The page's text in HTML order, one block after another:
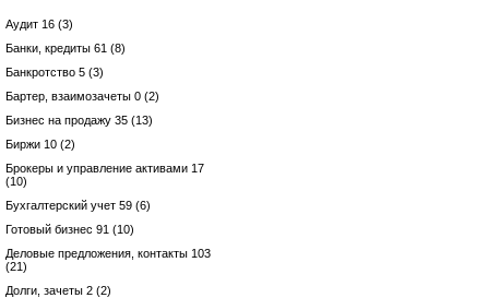
Аудит 16 (3)
Банки, кредиты 61 (8)
Банкротство 5 (3)
Бартер, взаимозачеты 0 (2)
Бизнес на продажу 35 (13)
Биржи 10 (2)
Брокеры и управление активами 17
(10)
Бухгалтерский учет 59 (6)
Готовый бизнес 91 (10)
Деловые предложения, контакты 103
(21)
Долги, зачеты 2 (2)